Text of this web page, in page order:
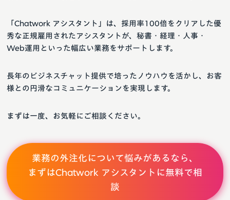
「Chatwork アシスタント」は、採用率100倍をクリアした優
秀な正規雇用されたアシスタントが、秘書・経理・人事・
Web運用といった幅広い業務をサポートします。
長年のビジネスチャット提供で培ったノウハウを活かし、お客
様との円滑なコミュニケーションを実現します。
まずは一度、お気軽にご相談ください。
業務の外注化について悩みがあるなら、
まずはChatwork アシスタントに無料で相
談